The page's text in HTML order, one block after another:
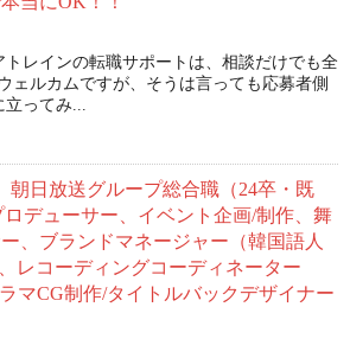
トレインの転職サポートは、相談だけでも全
ェルカムですが、そうは言っても応募者側
立ってみ...
朝日放送グループ総合職（24卒・既
デューサー、イベント企画/制作、舞
、ブランドマネージャー（韓国語人
レコーディングコーディネーター
マCG制作/タイトルバックデザイナー